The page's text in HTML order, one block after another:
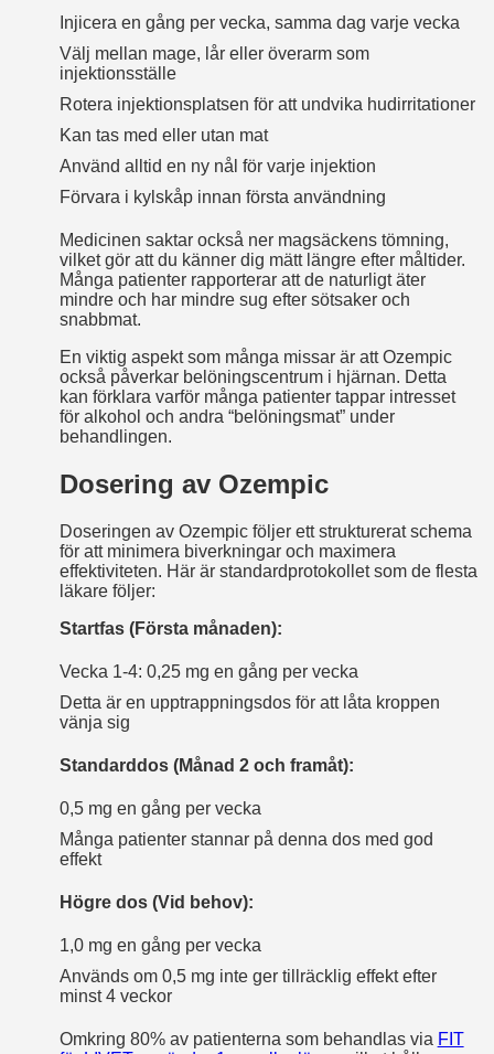
Injicera en gång per vecka, samma dag varje vecka
Välj mellan mage, lår eller överarm som
injektionsställe
Rotera injektionsplatsen för att undvika hudirritationer
Kan tas med eller utan mat
Använd alltid en ny nål för varje injektion
Förvara i kylskåp innan första användning
Medicinen saktar också ner magsäckens tömning,
vilket gör att du känner dig mätt längre efter måltider.
Många patienter rapporterar att de naturligt äter
mindre och har mindre sug efter sötsaker och
snabbmat.
En viktig aspekt som många missar är att Ozempic
också påverkar belöningscentrum i hjärnan. Detta
kan förklara varför många patienter tappar intresset
för alkohol och andra “belöningsmat” under
behandlingen.
Dosering av Ozempic
Doseringen av Ozempic följer ett strukturerat schema
för att minimera biverkningar och maximera
effektiviteten. Här är standardprotokollet som de flesta
läkare följer:
Startfas (Första månaden):
Vecka 1-4: 0,25 mg en gång per vecka
Detta är en upptrappningsdos för att låta kroppen
vänja sig
Standarddos (Månad 2 och framåt):
0,5 mg en gång per vecka
Många patienter stannar på denna dos med god
effekt
Högre dos (Vid behov):
1,0 mg en gång per vecka
Används om 0,5 mg inte ger tillräcklig effekt efter
minst 4 veckor
Omkring 80% av patienterna som behandlas via FIT